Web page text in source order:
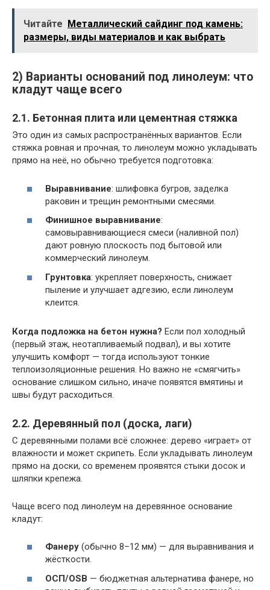
Читайте Металлический сайдинг под камень:
размеры, виды материалов и как выбрать
2) Варианты оснований под линолеум: что
кладут чаще всего
2.1. Бетонная плита или цементная стяжка
Это один из самых распространённых вариантов. Если
стяжка ровная и прочная, то линолеум можно укладывать
прямо на неё, но обычно требуется подготовка:
Выравнивание: шлифовка бугров, заделка
раковин и трещин ремонтными смесями.
Финишное выравнивание:
самовыравнивающиеся смеси (наливной пол)
дают ровную плоскость под бытовой или
коммерческий линолеум.
Грунтовка: укрепляет поверхность, снижает
пыление и улучшает адгезию, если линолеум
клеится.
Когда подложка на бетон нужна? Если пол холодный
(первый этаж, неотапливаемый подвал), и вы хотите
улучшить комфорт — тогда используют тонкие
теплоизоляционные решения. Но важно не «смягчить»
основание слишком сильно, иначе появятся вмятины и
швы будут расходиться.
2.2. Деревянный пол (доска, лаги)
С деревянными полами всё сложнее: дерево «играет» от
влажности и может скрипеть. Если укладывать линолеум
прямо на доски, со временем проявятся стыки досок и
шляпки крепежа.
Чаще всего под линолеум на деревянное основание
кладут:
Фанеру (обычно 8–12 мм) — для выравнивания и
жёсткости.
ОСП/OSB — бюджетная альтернатива фанере, но